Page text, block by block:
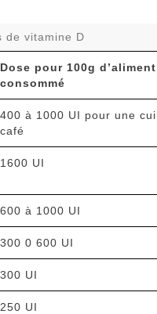
de vitamine D
Dose pour 100g d’aliment
consommé
400 à 1000 UI pour une
café
1600 UI
600 à 1000 UI
300 0 600 UI
300 UI
250 UI